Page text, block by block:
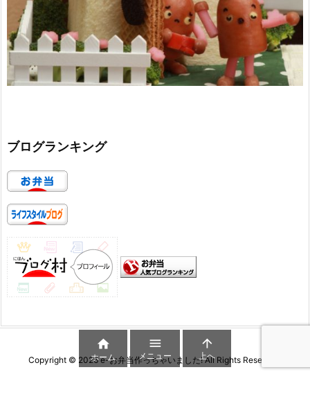
ブログランキング
Copyright © 2026 e-お弁当作っちゃいました!All Rights Reserved.

ホーム

メニュー

上へ